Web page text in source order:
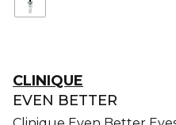
CLINIQUE
EVEN BETTER